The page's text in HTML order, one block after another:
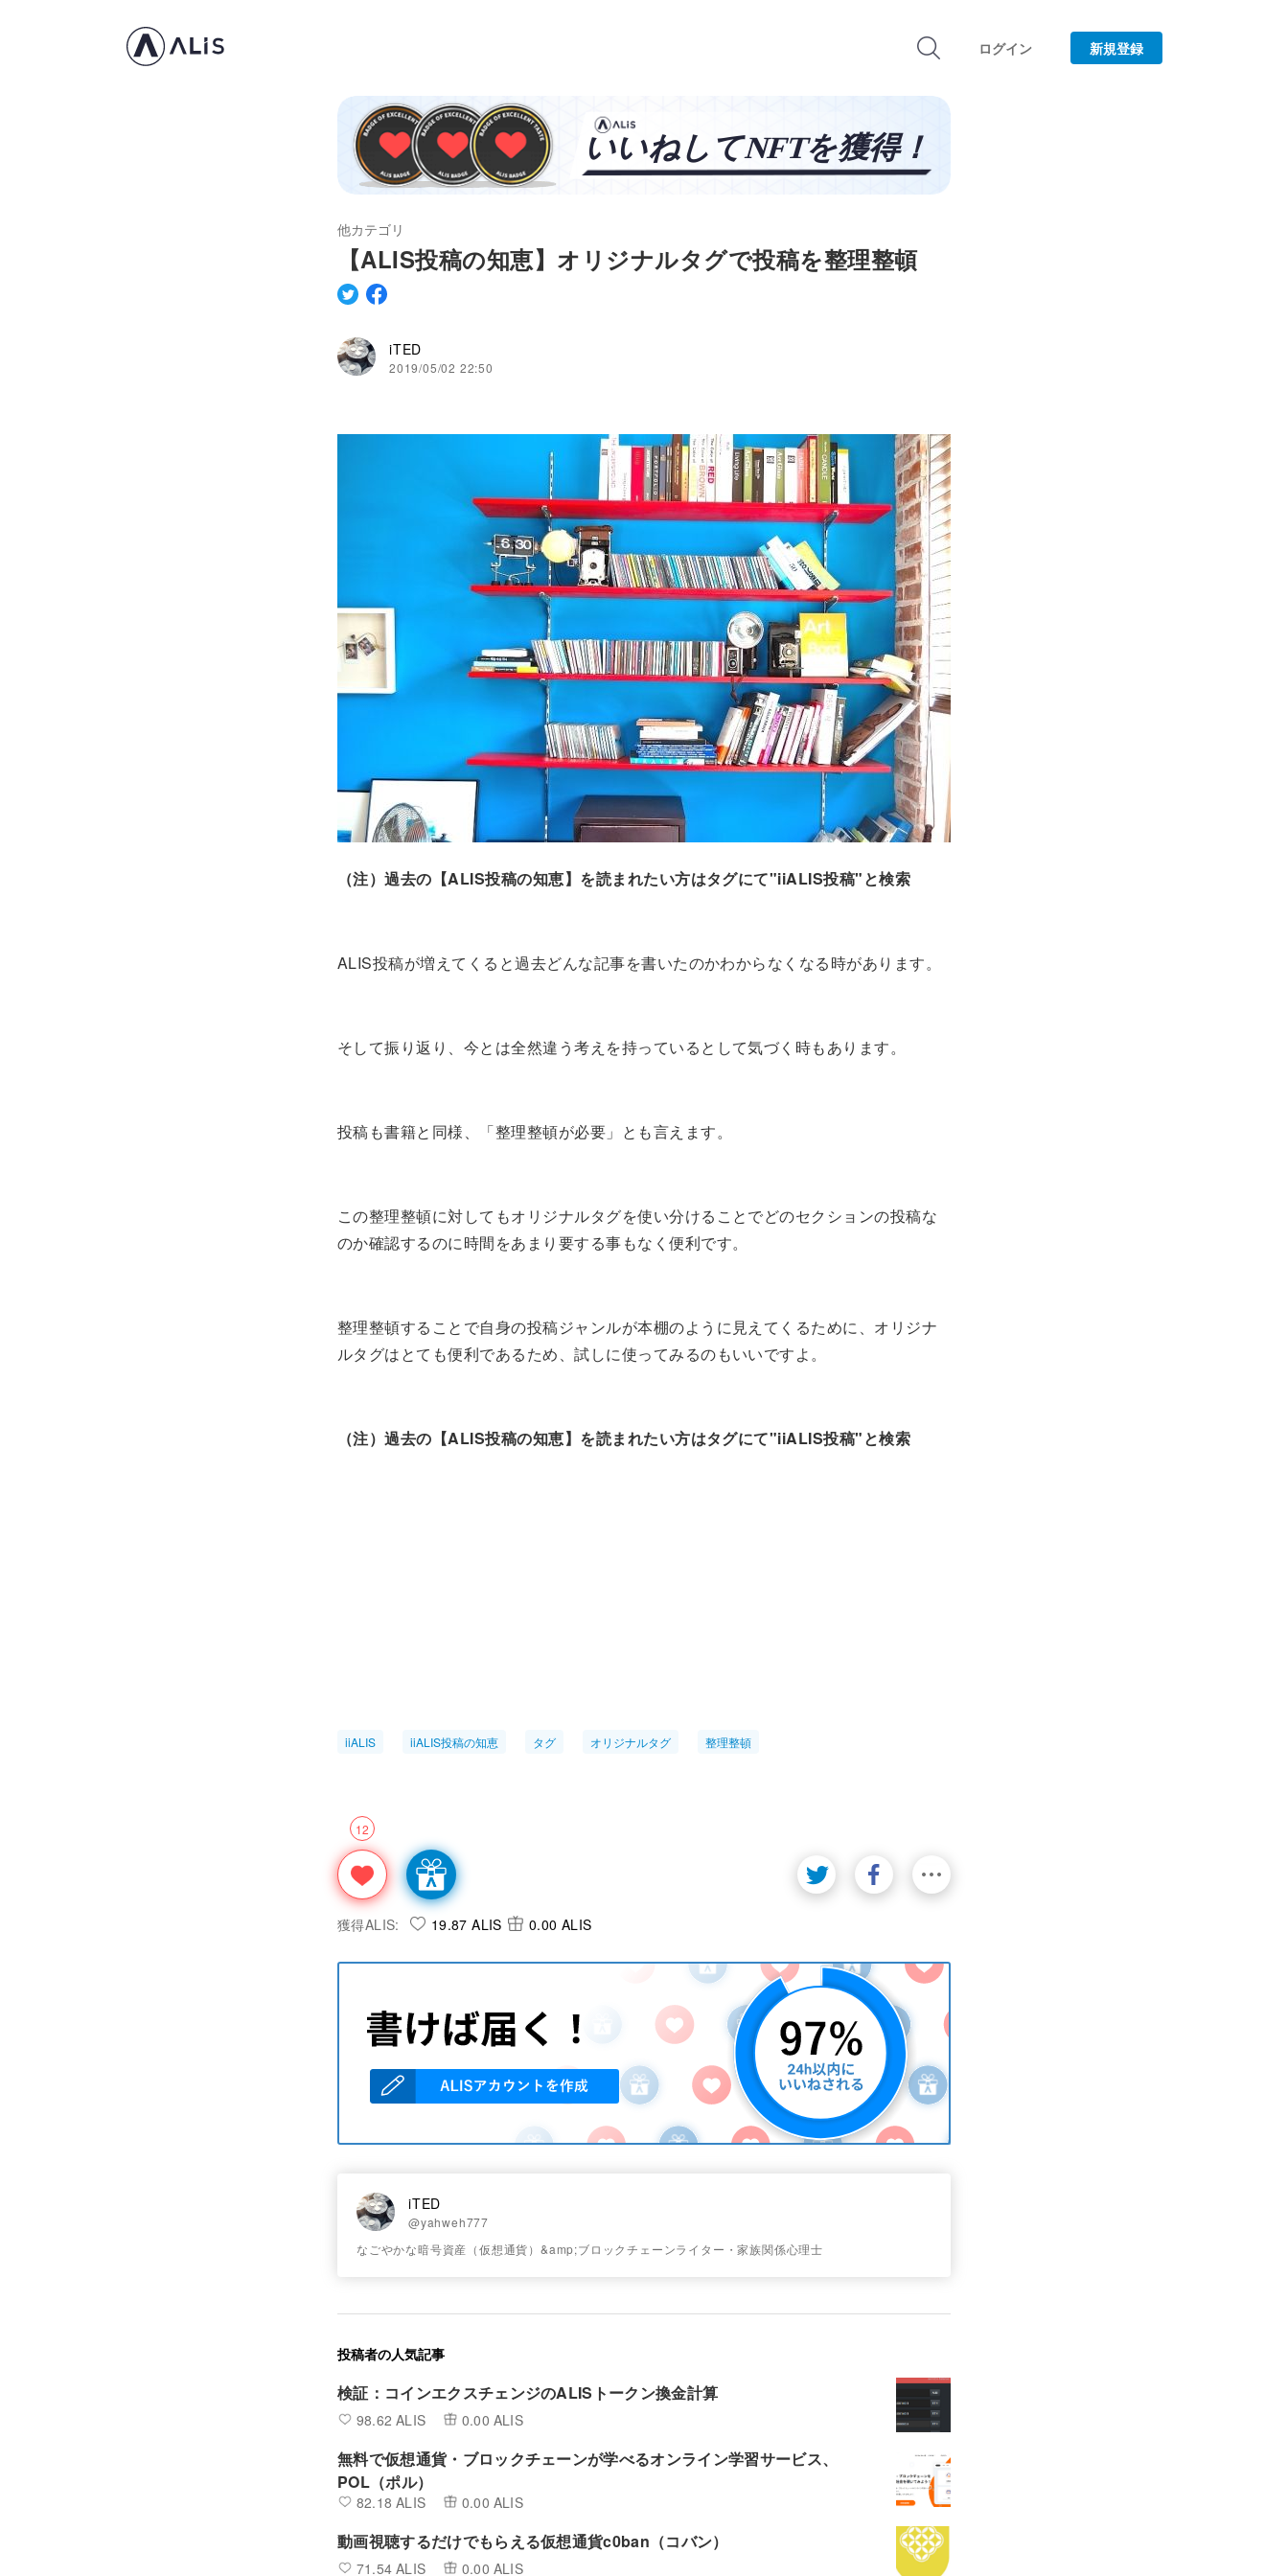
ログイン 新規登録
他カテゴリ
【ALIS投稿の知恵】オリジナルタグで投稿を整理整頓
iTED
2019/05/02 22:50
（注）過去の【ALIS投稿の知恵】を読まれたい方はタグにて"iiALIS投稿"と検索
ALIS投稿が増えてくると過去どんな記事を書いたのかわからなくなる時があります。
そして振り返り、今とは全然違う考えを持っているとして気づく時もあります。
投稿も書籍と同様、「整理整頓が必要」とも言えます。
この整理整頓に対してもオリジナルタグを使い分けることでどのセクションの投稿な
のか確認するのに時間をあまり要する事もなく便利です。
整理整頓することで自身の投稿ジャンルが本棚のように見えてくるために、オリジナ
ルタグはとても便利であるため、試しに使ってみるのもいいですよ。
（注）過去の【ALIS投稿の知恵】を読まれたい方はタグにて"iiALIS投稿"と検索
iiALIS iiALIS投稿の知恵 タグ オリジナルタグ 整理整頓
12
獲得ALIS: 19.87 ALIS 0.00 ALIS
iTED
@yahweh777
なごやかな暗号資産（仮想通貨）&amp;ブロックチェーンライター・家族関係心理士
投稿者の人気記事
検証：コインエクスチェンジのALISトークン換金計算
98.62 ALIS 0.00 ALIS
無料で仮想通貨・ブロックチェーンが学べるオンライン学習サービス、
POL（ポル）
82.18 ALIS 0.00 ALIS
動画視聴するだけでもらえる仮想通貨c0ban（コバン）
71.54 ALIS 0.00 ALIS